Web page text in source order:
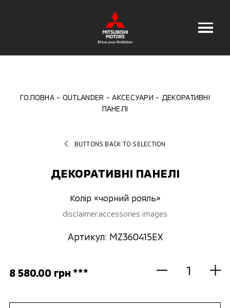
ГОЛОВНА OUTLANDER АКСЕСУАРИ
ДЕКОРАТИВНІ
ПАНЕЛІ
BUTTONS.BACK TO SELECTION
ДЕКОРАТИВНІ ПАНЕЛІ
Колір «чорний рояль»
disclaimer.accessories images
Артикул: MZ360415EX
8 580.00 грн ***